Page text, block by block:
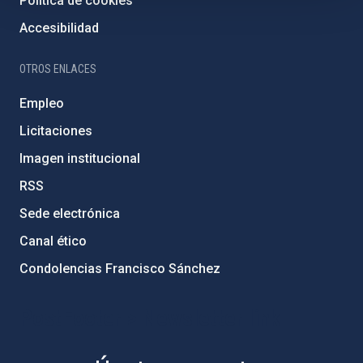
Accesibilidad
OTROS ENLACES
Empleo
Licitaciones
Imagen institucional
RSS
Sede electrónica
Canal ético
Condolencias Francisco Sánchez